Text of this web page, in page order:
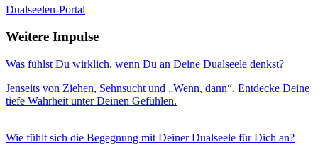
Dualseelen-Portal
Weitere Impulse
Was fühlst Du wirklich, wenn Du an Deine Dualseele denkst?
Jenseits von Ziehen, Sehnsucht und „Wenn, dann“. Entdecke Deine
tiefe Wahrheit unter Deinen Gefühlen.
Wie fühlt sich die Begegnung mit Deiner Dualseele für Dich an?